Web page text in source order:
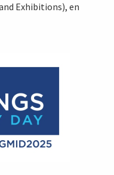
Exhibitions), en